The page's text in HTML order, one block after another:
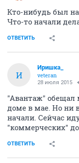
Кто-нибудь был на
Что-то начали
ОТВЕТИТЬ
И
Иришка_
veteran
28 июля 2015
"Авантаж" обещал
доме в мае. Но ни
начали. Сейчас
"коммерческих"
ОТВЕТИТЬ